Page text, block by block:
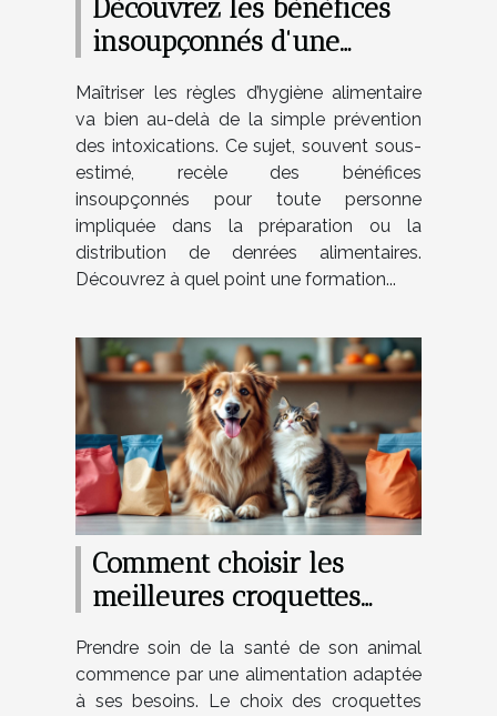
Découvrez les bénéfices
insoupçonnés d'une
alimentaire
Maîtriser les règles d’hygiène alimentaire
va bien au-delà de la simple prévention
des intoxications. Ce sujet, souvent sous-
estimé, recèle des bénéfices
insoupçonnés pour toute personne
impliquée dans la préparation ou la
distribution de denrées alimentaires.
Découvrez à quel point une formation...
Comment choisir les
meilleures croquettes
animal ?
Prendre soin de la santé de son animal
commence par une alimentation adaptée
à ses besoins. Le choix des croquettes